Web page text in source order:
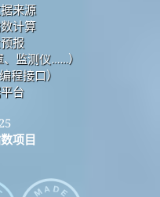
来源
计算
报
监测仪……）
程接口）
台
项目